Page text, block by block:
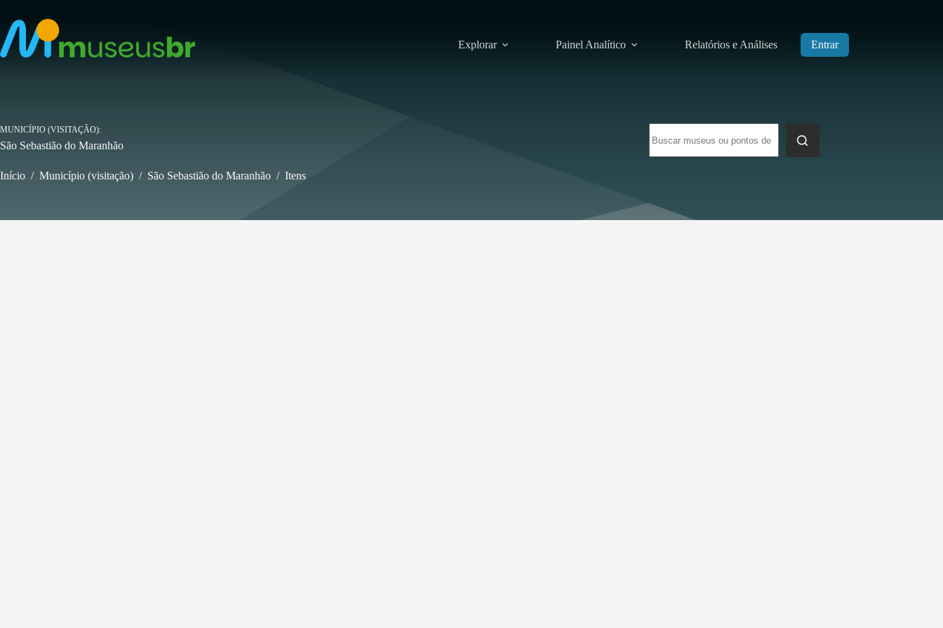
para
conteúdo
Explorar Painel Analítico Relatórios e Análises Entrar
resultados
MUNICÍPIO (VISITAÇÃO)
São Sebastião do Maranhão
Início / Município (visitação) / São Sebastião do Maranhão / Itens